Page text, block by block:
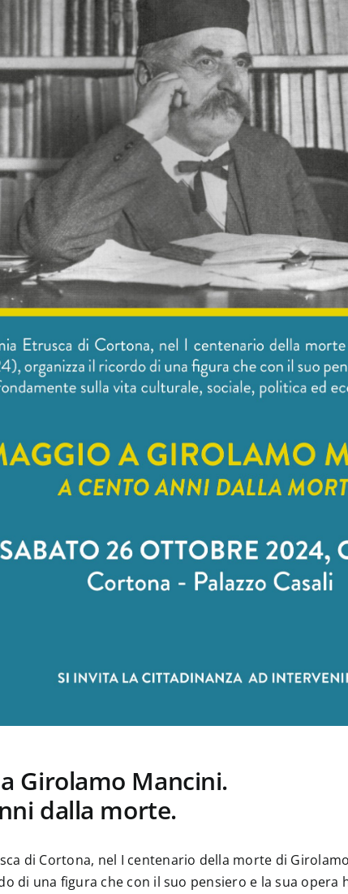
Girolamo Mancini.
dalla morte.
di Cortona, nel I centenario della morte di
di una figura che con il suo pensiero e la sua opera